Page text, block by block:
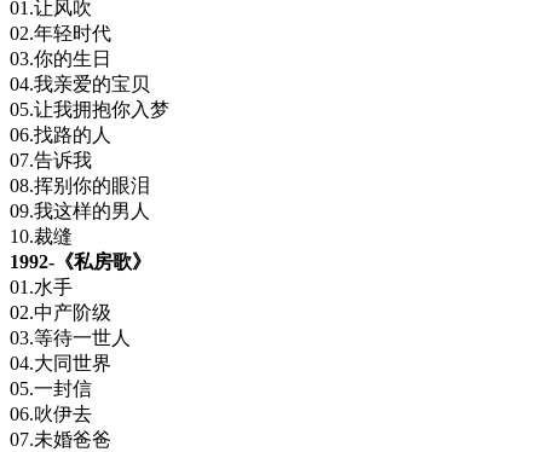
01.让风吹
02.年轻时代
03.你的生日
04.我亲爱的宝贝
05.让我拥抱你入梦
06.找路的人
07.告诉我
08.挥别你的眼泪
09.我这样的男人
10.裁缝
1992-《私房歌》
01.水手
02.中产阶级
03.等待一世人
04.大同世界
05.一封信
06.吙伊去
07.未婚爸爸